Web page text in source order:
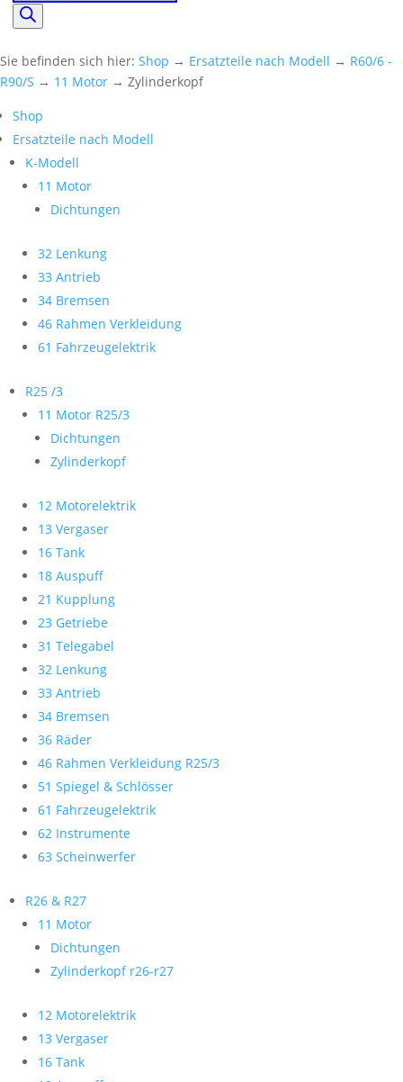
search
Sie befinden sich hier: Shop → Ersatzteile nach Modell → R60/6 -
R90/S → 11 Motor → Zylinderkopf
Shop
Ersatzteile nach Modell
K-Modell
11 Motor
Dichtungen
32 Lenkung
33 Antrieb
34 Bremsen
46 Rahmen Verkleidung
61 Fahrzeugelektrik
R25 /3
11 Motor R25/3
Dichtungen
Zylinderkopf
12 Motorelektrik
13 Vergaser
16 Tank
18 Auspuff
21 Kupplung
23 Getriebe
31 Telegabel
32 Lenkung
33 Antrieb
34 Bremsen
36 Räder
46 Rahmen Verkleidung R25/3
51 Spiegel & Schlösser
61 Fahrzeugelektrik
62 Instrumente
63 Scheinwerfer
R26 & R27
11 Motor
Dichtungen
Zylinderkopf r26-r27
12 Motorelektrik
13 Vergaser
16 Tank